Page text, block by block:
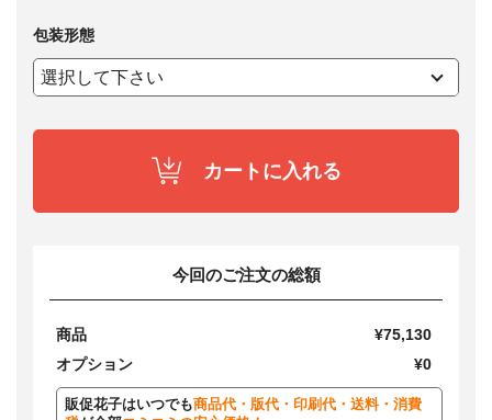
包装形態
カートに入れる
今回のご注文の総額
商品
¥75,130
オプション
¥0
販促花子はいつでも商品代・版代・印刷代・送料・消費